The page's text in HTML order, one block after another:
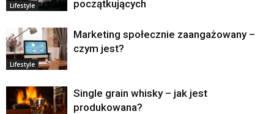
Lifestyle początkujących
Lifestyle
Marketing społecznie zaangażowany –
czym jest?
Single grain whisky – jak jest
produkowana?